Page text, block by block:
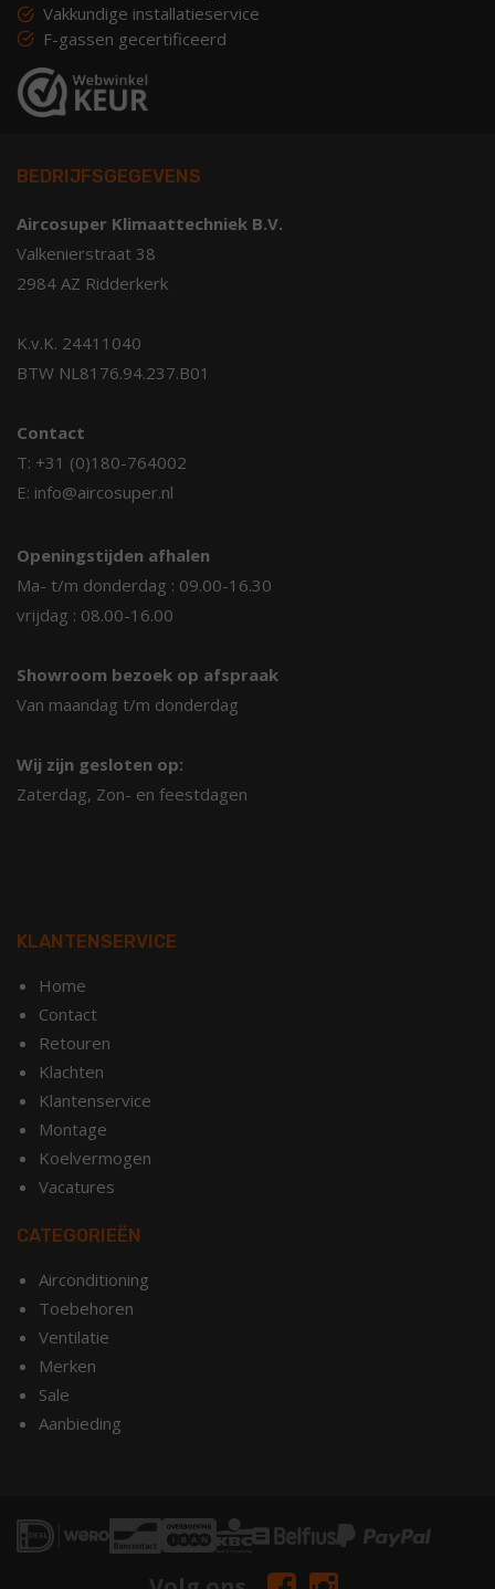
Vakkundige installatieservice
F-gassen gecertificeerd
BEDRIJFSGEGEVENS
Aircosuper Klimaattechniek B.V.
Valkenierstraat 38
2984 AZ Ridderkerk
K.v.K. 24411040
BTW NL8176.94.237.B01
Contact
T: +31 (0)180-764002
E: info@aircosuper.nl
Openingstijden afhalen
Ma- t/m donderdag : 09.00-16.30
vrijdag : 08.00-16.00
Showroom bezoek op afspraak
Van maandag t/m donderdag
Wij zijn gesloten op:
Zaterdag, Zon- en feestdagen
KLANTENSERVICE
Home
Contact
Retouren
Klachten
Klantenservice
Montage
Koelvermogen
Vacatures
CATEGORIEËN
Airconditioning
Toebehoren
Ventilatie
Merken
Sale
Aanbieding